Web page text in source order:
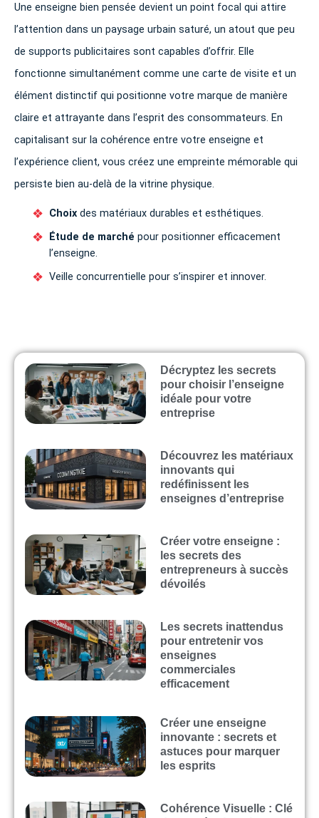
Une enseigne bien pensée devient un point focal qui attire
l’attention dans un paysage urbain saturé, un atout que peu
de supports publicitaires sont capables d’offrir. Elle
fonctionne simultanément comme une carte de visite et un
élément distinctif qui positionne votre marque de manière
claire et attrayante dans l’esprit des consommateurs. En
capitalisant sur la cohérence entre votre enseigne et
l’expérience client, vous créez une empreinte mémorable qui
persiste bien au-delà de la vitrine physique.
Choix des matériaux durables et esthétiques.
Étude de marché pour positionner efficacement
l’enseigne.
Veille concurrentielle pour s’inspirer et innover.
Décryptez les secrets
pour choisir l’enseigne
idéale pour votre
entreprise
Découvrez les matériaux
innovants qui
redéfinissent les
enseignes d’entreprise
Créer votre enseigne :
les secrets des
entrepreneurs à succès
dévoilés
Les secrets inattendus
pour entretenir vos
enseignes
commerciales
efficacement
Créer une enseigne
innovante : secrets et
astuces pour marquer
les esprits
Cohérence Visuelle : Clé